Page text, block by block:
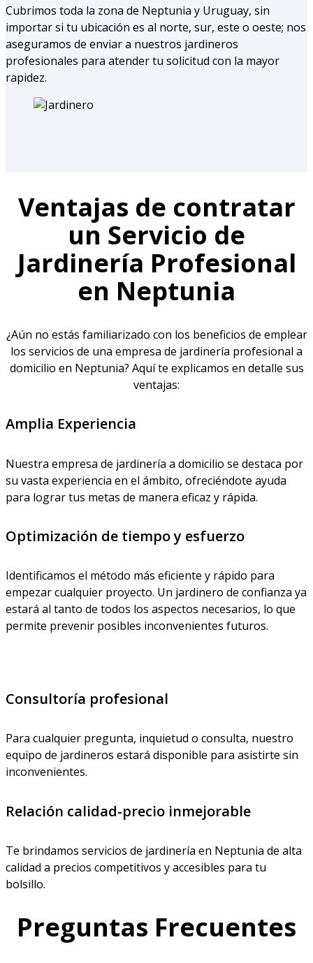
Cubrimos toda la zona de Neptunia y Uruguay, sin
importar si tu ubicación es al norte, sur, este o oeste; nos
aseguramos de enviar a nuestros jardineros
profesionales para atender tu solicitud con la mayor
rapidez.
Ventajas de contratar
un Servicio de
Jardinería Profesional
en Neptunia
¿Aún no estás familiarizado con los beneficios de emplear
los servicios de una empresa de jardinería profesional a
domicilio en Neptunia? Aquí te explicamos en detalle sus
ventajas:
Amplia Experiencia
Nuestra empresa de jardinería a domicilio se destaca por
su vasta experiencia en el ámbito, ofreciéndote ayuda
para lograr tus metas de manera eficaz y rápida.
Optimización de tiempo y esfuerzo
Identificamos el método más eficiente y rápido para
empezar cualquier proyecto. Un jardinero de confianza ya
estará al tanto de todos los aspectos necesarios, lo que
permite prevenir posibles inconvenientes futuros.
Consultoría profesional
Para cualquier pregunta, inquietud o consulta, nuestro
equipo de jardineros estará disponible para asistirte sin
inconvenientes.
Relación calidad-precio inmejorable
Te brindamos servicios de jardinería en Neptunia de alta
calidad a precios competitivos y accesibles para tu
bolsillo.
Preguntas Frecuentes